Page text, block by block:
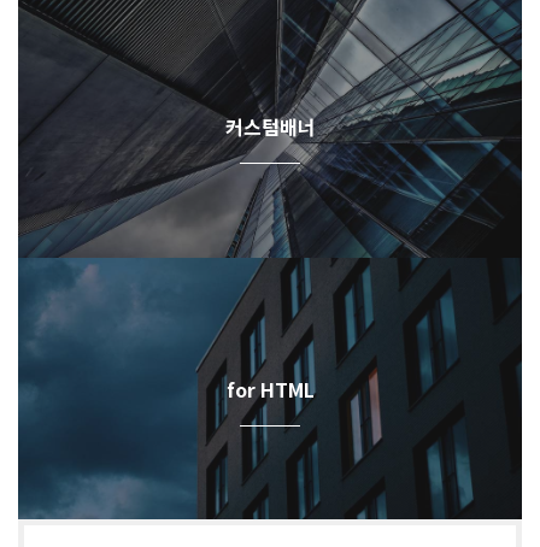
커스텀배너
for HTML